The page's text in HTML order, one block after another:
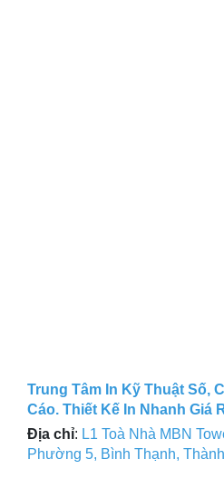
Trung Tâm In Kỹ Thuật Số,
Cáo. Thiết Kế In Nhanh Giá
Địa chỉ: L1 Toà Nhà MBN
Phường 5, Bình Thạnh,